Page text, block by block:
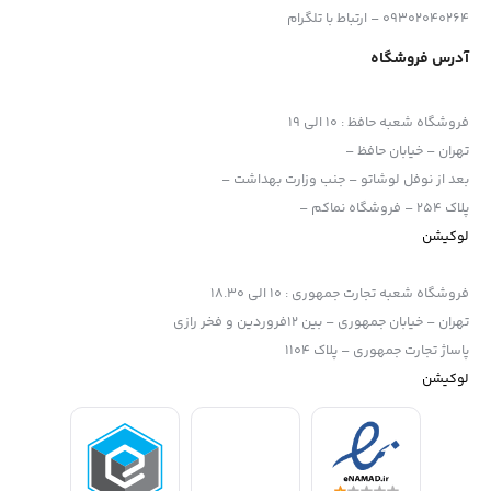
است.
ART | عملکرد بی‌نظیر -خط آرت ما که با تمرکز بر عملکرد نوری پیچیده و
قدرت کارایی فوق‌العاده طراحی شده است، کیفیت هنری سطح بالایی را
ارائه می‌دهد.
09302040264 – ارتباط با تلگرام
آدرس فروشگاه
فروشگاه شعبه حافظ: 10 الی 19
تهران – خیابان حافظ –
بعد از نوفل لوشاتو – جنب وزارت بهداشت –
پلاک 254 – فروشگاه نماکم –
لوکیشن
فروشگاه شعبه تجارت جمهوری : 10 الی 18.30
تهران – خیابان جمهوری – بین 12فروردین و فخر رازی
پاساژ تجارت جمهوری – پلاک 1104
لوکیشن